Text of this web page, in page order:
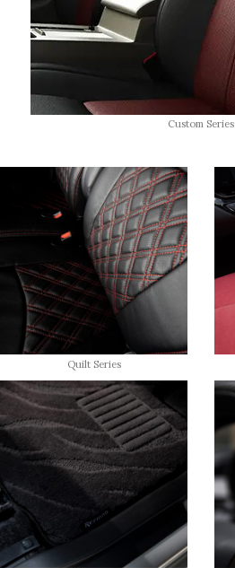
Custom Series
Quilt Series